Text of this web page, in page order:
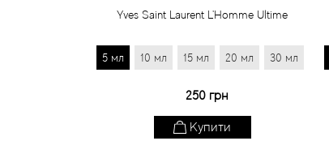
Yves Saint Laurent L'Homme Ultime
5 мл 10 мл 15 мл 20 мл 30 мл
250 грн
Купити